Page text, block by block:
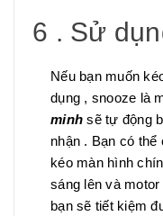
6 . Sử
Nếu bạn muốn
dụng , snooze là
minh sẽ tự động
nhận . Bạn có thể
kéo màn hình
sáng lên và
bạn sẽ tiết kiệm